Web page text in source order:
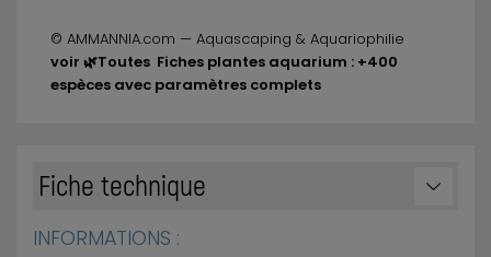
© AMMANNIA.com — Aquascaping & Aquariophilie
voir 🌿Toutes Fiches plantes aquarium : +400
espèces avec paramètres complets
Fiche technique
INFORMATIONS :